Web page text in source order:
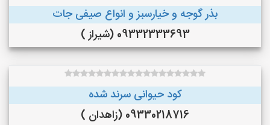
بذر گوجه و خیارسبز و انواع صیفی جات
09332333693 (شیراز )
کود حیوانی سرند شده
09330218716 (زاهدان )